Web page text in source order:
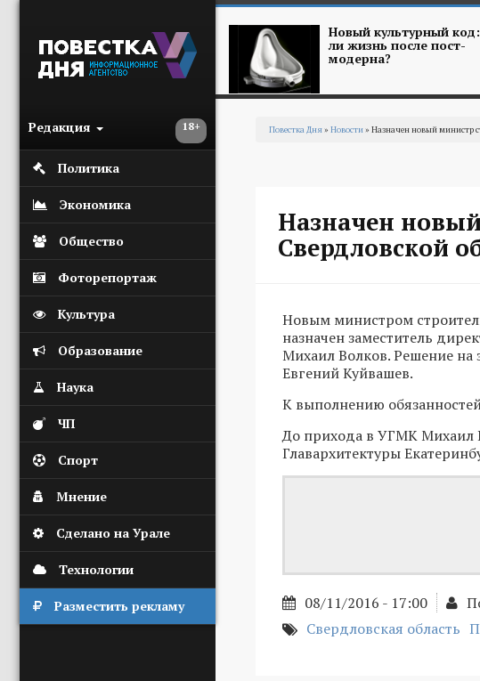
18+
Редакция
Политика
Экономика
Общество
Фоторепортаж
Культура
Образование
Наука
ЧП
Спорт
Мнение
Сделано на Урале
Технологии
Разместить рекламу
Новый культурный
ли жизнь после пост-
модерна?
Повестка Дня» Новости» Назначен новый министр
Назначен
Свердловской
Новым министром
назначен заместитель
Михаил Волков. Решение на
Евгений Куйвашев.
К выполнению
До прихода в УГМК Михаил
Главархитектуры
08/11/2016 - 17:00
Свердловская область